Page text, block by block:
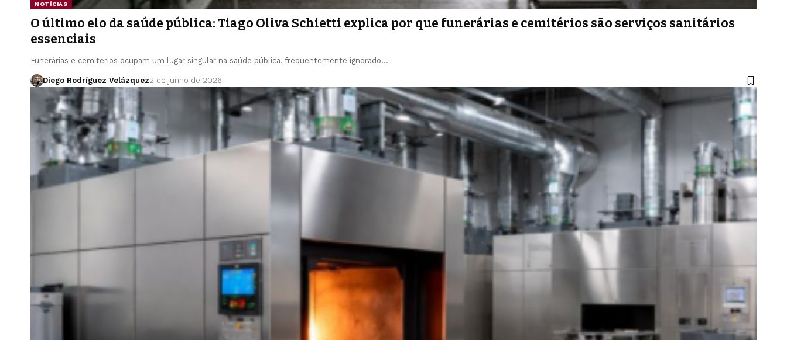
NOTÍCIAS
O último elo da saúde pública: Tiago Oliva Schietti explica por que funerárias e cemitérios são serviços sanitários
essenciais
Funerárias e cemitérios ocupam um lugar singular na saúde pública, frequentemente ignorado…
Diego Rodríguez Velázquez2 de junho de 2026